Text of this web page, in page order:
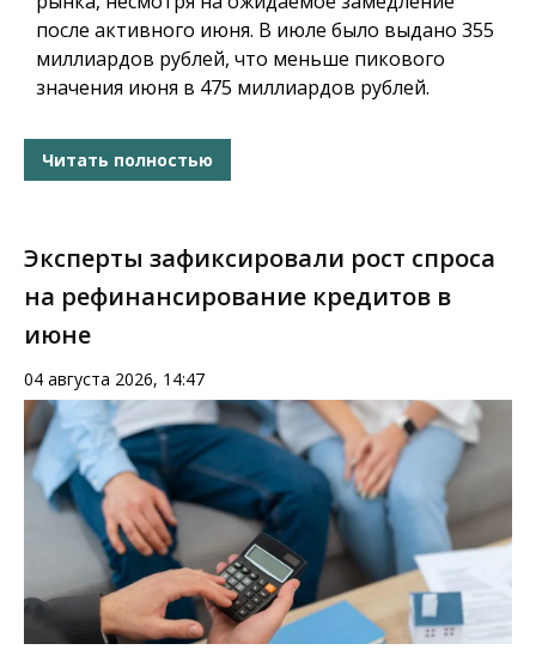
после активного июня. В июле было выдано 355
миллиардов рублей, что меньше пикового
значения июня в 475 миллиардов рублей.
Читать полностью
Эксперты зафиксировали рост спроса
на рефинансирование кредитов в
июне
04 августа 2026, 14:47